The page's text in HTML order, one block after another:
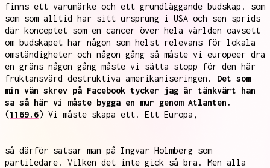
finns ett varumärke och ett grundläggande budskap. som
som som alltid har sitt ursprung i USA och sen sprids
där konceptet som en cancer över hela världen oavsett
om budskapet har någon som helst relevans för lokala
omständigheter och någon gång så måste vi europeer dra
en gräns någon gång måste vi sätta stopp för den här
fruktansvärd destruktiva amerikaniseringen. Det som
min vän skrev på Facebook tycker jag är tänkvärt han
sa så här vi måste bygga en mur genom Atlanten.
(1169.6) Vi måste skapa ett. Ett Europa,
så därför satsar man på Ingvar Holmberg som
partiledare. Vilken det inte gick så bra. Men alla